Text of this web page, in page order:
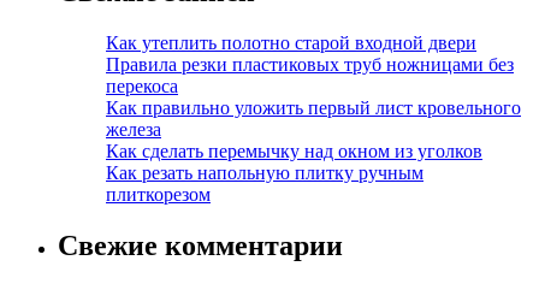
Как утеплить полотно старой входной двери
Правила резки пластиковых труб ножницами без
перекоса
Как правильно уложить первый лист кровельного
железа
Как сделать перемычку над окном из уголков
Как резать напольную плитку ручным
плиткорезом
Свежие комментарии